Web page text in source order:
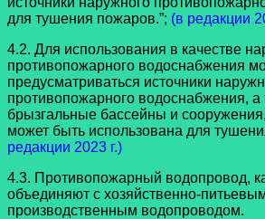
для тушения пожаров.”; (в редакции
4.2. Для использования в качестве
противопожарного водоснабжения
предусматриваться источники
противопожарного водоснабжения, а
брызгальные бассейны и
может быть использована для
редакции 2023 г.)
4.3. Противопожарный водопровод,
объединяют с хозяйственно-
производственным водопроводом.